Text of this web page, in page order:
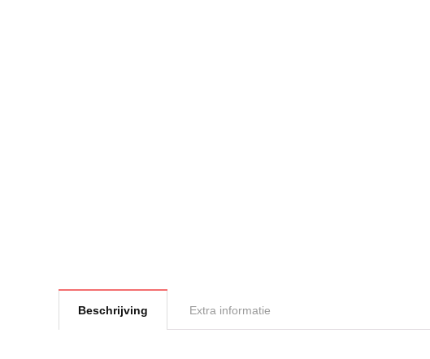
Beschrijving Extra informatie